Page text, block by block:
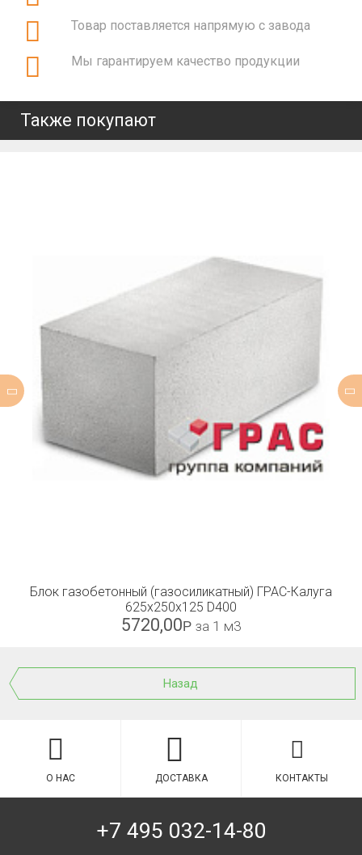
Товар поставляется напрямую с завода
Мы гарантируем качество продукции
Также покупают
Блок газобетонный (газосиликатный) ГРАС-Калуга
625x250x125 D400
5720,00Р за 1 м3
Назад
О НАС ДОСТАВКА КОНТАКТЫ
+7 495 032-14-80